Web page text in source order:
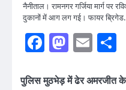
नैनीताल। रामनगर गर्जिया मार्ग पर
दुकानों में आग लग गई। फायर
Facebook
पुलिस मुठभेड़ में ढेर अमरजीत के